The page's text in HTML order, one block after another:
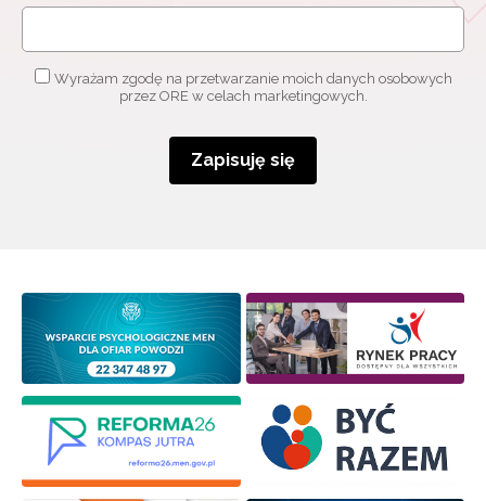
Wyrażam zgodę na przetwarzanie moich danych osobowych
przez ORE w celach marketingowych.
Zapisuję się